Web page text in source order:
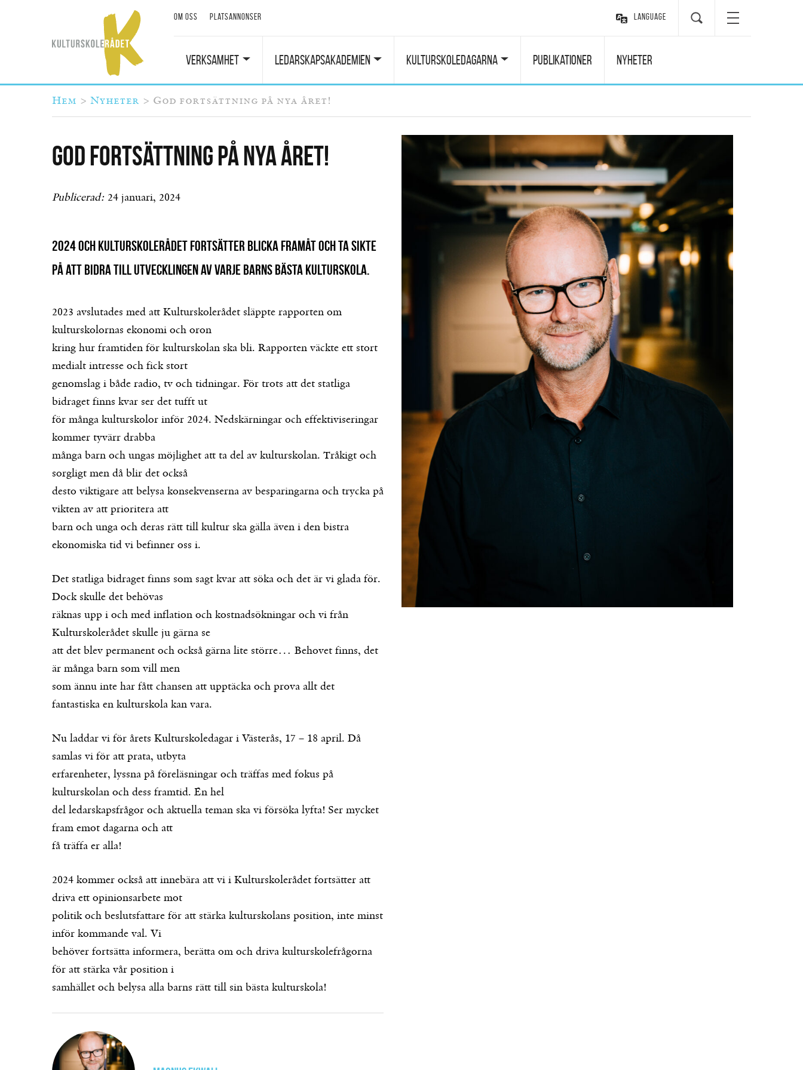
Om oss Platsannonser Language
Verksamhet Ledarskapsakademien Kulturskoledagarna Publikationer Nyheter
Du är här
Hem > Nyheter > God fortsättning på nya året!
God fortsättning på nya året!
Publicerad: 24 januari, 2024
2024 och Kulturskolerådet fortsätter blicka framåt och ta sikte
på att bidra till utvecklingen av varjebarns bästa kulturskola.
2023 avslutades med att Kulturskolerådet släppte rapporten om
kulturskolornas ekonomi och oron
kring hur framtiden för kulturskolan ska bli. Rapporten väckte ett stort
medialt intresse och fick stort
genomslag i både radio, tv och tidningar. För trots att det statliga
bidraget finns kvar ser det tufft ut
för många kulturskolor inför 2024. Nedskärningar och effektiviseringar
kommer tyvärr drabba
många barn och ungas möjlighet att ta del av kulturskolan. Tråkigt och
sorgligt men då blir det också
desto viktigare att belysa konsekvenserna av besparingarna och trycka på
vikten av att prioritera att
barn och unga och deras rätt till kultur ska gälla även i den bistra
ekonomiska tid vi befinner oss i.
Det statliga bidraget finns som sagt kvar att söka och det är vi glada för.
Dock skulle det behövas
räknas upp i och med inflation och kostnadsökningar och vi från
Kulturskolerådet skulle ju gärna se
att det blev permanent och också gärna lite större… Behovet finns, det
är många barn som vill men
som ännu inte har fått chansen att upptäcka och prova allt det
fantastiska en kulturskola kan vara.
Nu laddar vi för årets Kulturskoledagar i Västerås, 17 – 18 april. Då
samlas vi för att prata, utbyta
erfarenheter, lyssna på föreläsningar och träffas med fokus på
kulturskolan och dess framtid. En hel
del ledarskapsfrågor och aktuella teman ska vi försöka lyfta! Ser mycket
fram emot dagarna och att
få träffa er alla!
2024 kommer också att innebära att vi i Kulturskolerådet fortsätter att
driva ett opinionsarbete mot
politik och beslutsfattare för att stärka kulturskolans position, inte minst
inför kommande val. Vi
behöver fortsätta informera, berätta om och driva kulturskolefrågorna
för att stärka vår position i
samhället och belysa alla barns rätt till sin bästa kulturskola!